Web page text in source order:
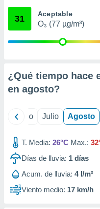
mediante
publicidad
1199
31 Aceptable
O₃ (77 µg/m³)
¿Qué tiempo hace
en agosto?
Junio Julio Agosto
T. Media: 26°C Max.:
Días de lluvia: 1 días
Acum. de lluvia: 4 l/m²
Viento medio: 17 km/h